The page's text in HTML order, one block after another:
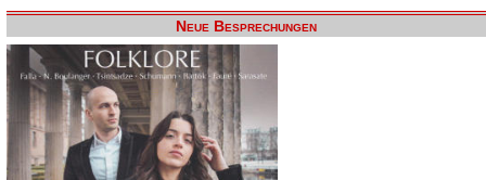
Neue Besprechungen